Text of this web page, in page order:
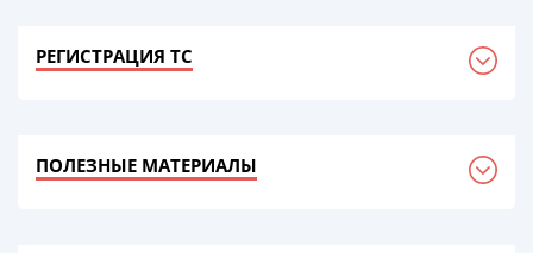
РЕГИСТРАЦИЯ ТС
ПОЛЕЗНЫЕ МАТЕРИАЛЫ